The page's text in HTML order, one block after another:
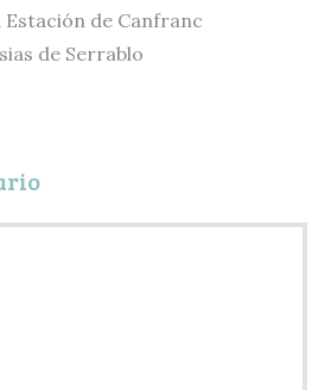
Estación de Canfranc
de Serrablo